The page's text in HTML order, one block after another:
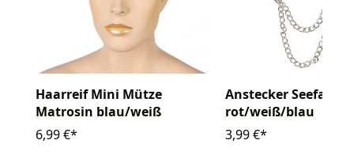
Haarreif Mini Mütze
Matrosin blau/weiß
6,99 €*
Anstecker Seefahrt
rot/weiß/blau
3,99 €*